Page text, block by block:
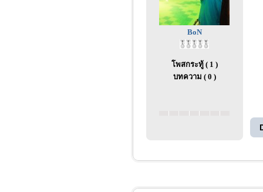
BoN
โพสกระทู้ ( 1 )
บทความ ( 0 )